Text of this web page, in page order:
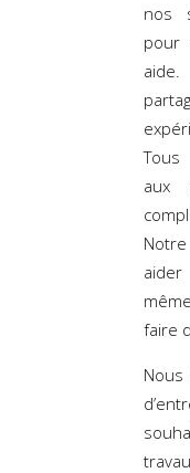
nos
pour
aux
faire